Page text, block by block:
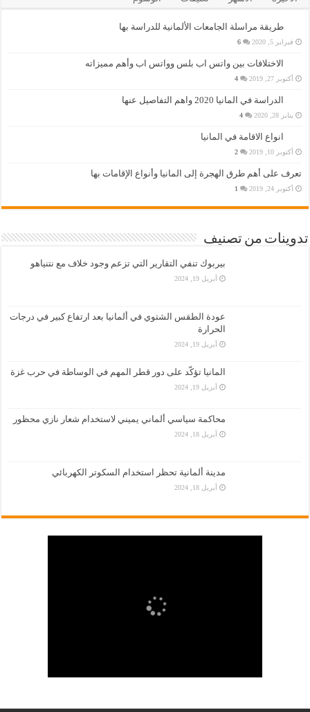
طريقة مراسلة الجامعات الألمانية للدراسة بها
فبراير 5, 2020 6
الاختلافات بين واتس اب بلس وواتس اب وأهم مميزاته
أكتوبر 27, 2019 4
الدراسة في المانيا 2020 واهم التفاصيل عنها
يناير 28, 2020 4
انواع الاقامة في المانيا
أكتوبر 10, 2019 2
تعرف على أهم طرق الهجرة إلى المانيا وأنواع الإقامات بها
أكتوبر 24, 2019 1
تدوينات من تصنيف
بيربوك تنفي التقارير التي تزعم وجود خلاف مع نتنياهو
أبريل 19, 2024
عودة الطقس الشتوي في ألمانيا بعد ارتفاع كبير في درجات
الحرارة
أبريل 19, 2024
المانيا تؤكّد على دور قطر المهم في الوساطة في حرب غزة
أبريل 19, 2024
محاكمة سياسي ألماني يميني لاستخدام شعار نازي محظور
أبريل 18, 2024
مدينة ألمانية تحظر استخدام السكوتر الكهربائي
أبريل 18, 2024